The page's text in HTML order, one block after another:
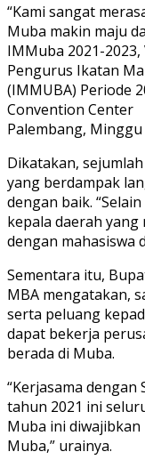
“Kami sangat
Muba makin maju
IMMuba 2021-
Pengurus Ikatan
(IMMUBA) Periode
Convention Center
Palembang, Minggu
Dikatakan,
yang berdampak
dengan baik.
kepala daerah
dengan mahasiswa
Sementara itu,
MBA mengatakan,
serta peluang
dapat bekerja
berada di Muba.
“Kerjasama dengan
tahun 2021 ini
Muba ini
Muba,” urainya.